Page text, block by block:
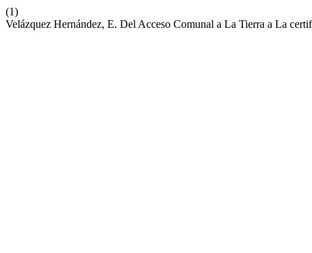
(1)
Velázquez Hernández, E. Del Acceso Comunal a La Tierra a La